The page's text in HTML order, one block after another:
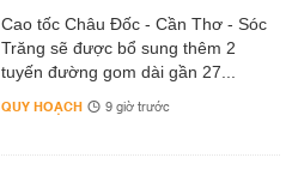
Cao tốc Châu Đốc - Cần Thơ - Sóc
Trăng sẽ được bổ sung thêm 2
tuyến đường gom dài gần 27...
QUY HOẠCH 9 giờ trước